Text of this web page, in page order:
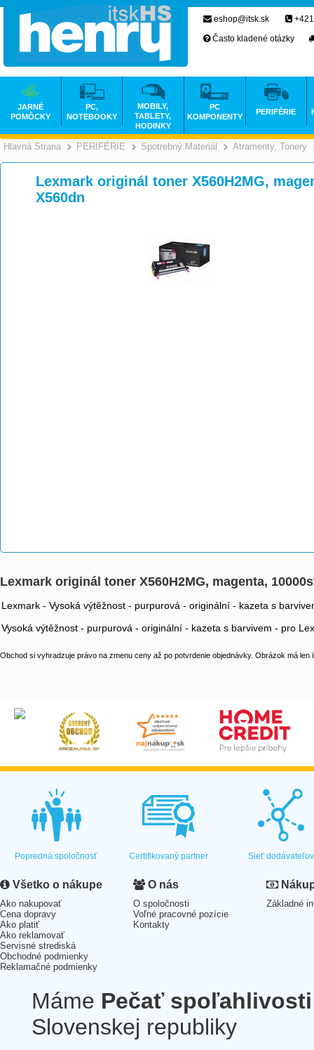
Hlavná Strana >
PERIFÉRIE >
Spotrebný Materiál >
Atramenty, Tonery
Lexmark originál toner X560H2MG,
X560dn
Lexmark originál toner X560H2MG, magenta,
Lexmark - Vysoká výtěžnost - purpurová - originální - kazeta s
Vysoká výtěžnost - purpurová - originální - kazeta s barvivem - pro
Obchod si vyhradzuje právo na zmenu ceny až po potvrdenie objednávky. Obrázok má len
eshop@itsk.sk
Často kladené otázky
JARNÉ
POMÔCKY
PC,
NOTEBOOKY
MOBILY,
TABLETY,
HODINKY
PC
KOMPONENTY
PERIFÉRIE
Popredná spoločnosť Certifikovaný partner Sieť dodávateľov
Všetko o nákupe
Ako nakupovať
Cena dopravy
Ako platiť
Ako reklamovať
Servisné strediská
Obchodné podmienky
Reklamačné podmienky
O nás
O spoločnosti
Voľné pracovné pozície
Kontakty
Základné
Máme Pečať spoľahlivosti
Slovenskej republiky